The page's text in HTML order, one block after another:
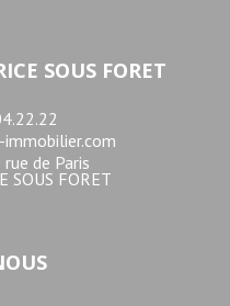
SOUS FORET
de Paris
SOUS FORET